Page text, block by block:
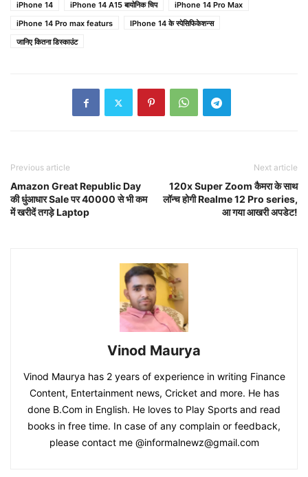
iPhone 14
iPhone 14 A15 बायोनिक चिप
iPhone 14 Pro Max
iPhone 14 Pro max featurs
IPhone 14 के स्पेसिफिकेशन्स
जानिए कितना डिस्काउंट
Previous article
Amazon Great Republic Day
की धुंआधार Sale पर 40000 से भी कम
में खरीदें तगड़े Laptop
Next article
120x Super Zoom कैमरा के साथ
लॉन्च होगी Realme 12 Pro series,
आ गया आखरी अपडेट!
Vinod Maurya
Vinod Maurya has 2 years of experience in writing Finance
Content, Entertainment news, Cricket and more. He has
done B.Com in English. He loves to Play Sports and read
books in free time. In case of any complain or feedback,
please contact me @informalnewz@gmail.com